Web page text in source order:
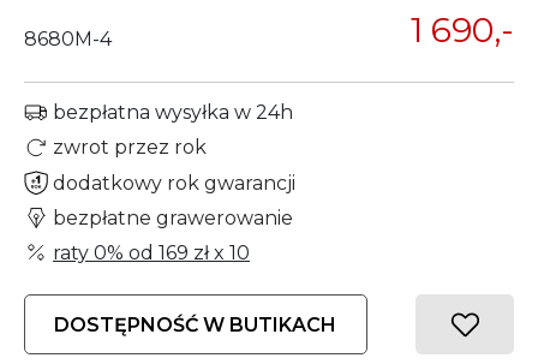
8680M-4 1 690,-
bezpłatna wysyłka w 24h
zwrot przez rok
dodatkowy rok gwarancji
bezpłatne grawerowanie
raty 0% od 169 złx 10
DOSTĘPNOŚĆ W BUTIKACH